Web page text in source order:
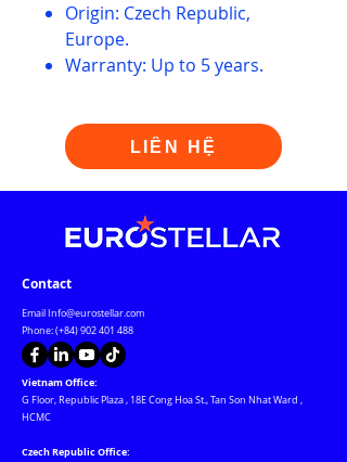
Origin: Czech Republic,
Europe.
Warranty: Up to 5 years.
LIÊN HỆ
Contact
EmailInfo@eurostellar.com
Phone: (+84)902 401 488
Vietnam Office:
G Floor, Republic Plaza, 18E Cong Hoa St., Tan Son Nhat Ward ,
HCMC
Czech Republic Office: